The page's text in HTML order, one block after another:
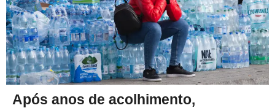
Após anos de acolhimento,